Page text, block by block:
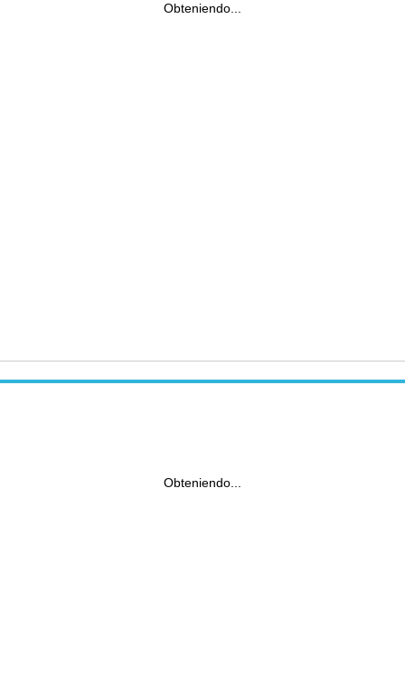
Obteniendo...
Obteniendo...